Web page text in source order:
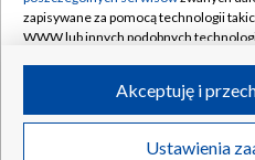
System NOS
Informacje o nadawcy
Program dla prasy
©2026 Telewizja
zapisywane za pomocą technologii
WWW lub innych podobnych
ruchu w Internecie.
Twoje dane osobowe zbierane
Ustawienia
Akceptuję i